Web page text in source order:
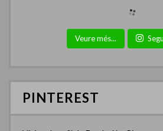
Veure més...
PINTEREST